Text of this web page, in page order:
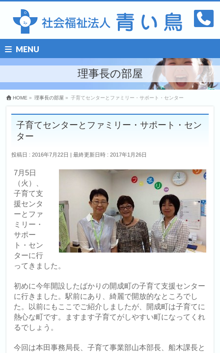
MENU
理事長の部屋
HOME » 理事長の部屋 » 子育てセンターとファミリー・サポート・センター
子育てセンターとファミリー・サポート・セン
ター
投稿日 : 2016年7月22日 最終更新日時 : 2017年1月26日
7月5日
（火）、
子育て支
援センタ
ーとファ
ミリー・
サポー
ト・セン
ターに行
ってきました。
初めに今年開設したばかりの開成町の子育て支援センター
に行きました。駅前にあり、綺麗で開放的なところでし
た。以前にもここでご紹介しましたが、開成町は子育てに
熱心な町です。ますます子育てがしやすい町になってくれ
るでしょう。
今回は本田事務局長、子育て事業部山本部長、船木課長と